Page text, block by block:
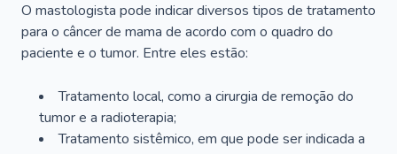
O mastologista pode indicar diversos tipos de tratamento
para o câncer de mama de acordo com o quadro do
paciente e o tumor. Entre eles estão:
Tratamento local, como a cirurgia de remoção do
tumor e a radioterapia;
Tratamento sistêmico, em que pode ser indicada a